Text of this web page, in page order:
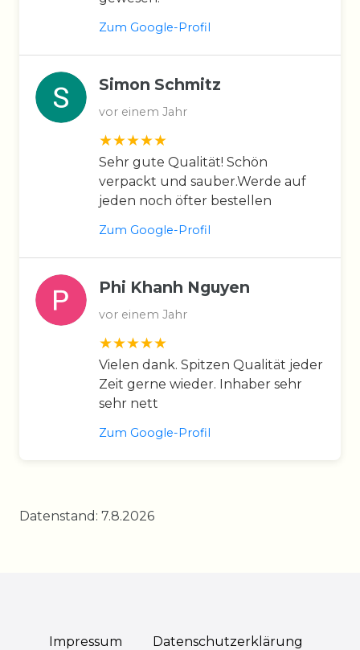
Zum Google-Profil
Simon Schmitz
vor einem Jahr
Sehr gute Qualität! Schön
verpackt und sauber.Werde auf
jeden noch öfter bestellen
Zum Google-Profil
Phi Khanh Nguyen
vor einem Jahr
Vielen dank. Spitzen Qualität jeder
Zeit gerne wieder. Inhaber sehr
sehr nett
Zum Google-Profil
Datenstand: 7.8.2026
Impressum Daten­schutz­erklärung